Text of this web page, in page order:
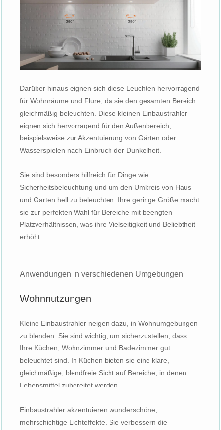
Darüber hinaus eignen sich diese Leuchten hervorragend
für Wohnräume und Flure, da sie den gesamten Bereich
gleichmäßig beleuchten. Diese kleinen Einbaustrahler
eignen sich hervorragend für den Außenbereich,
beispielsweise zur Akzentuierung von Gärten oder
Wasserspielen nach Einbruch der Dunkelheit.
Sie sind besonders hilfreich für Dinge wie
Sicherheitsbeleuchtung und um den Umkreis von Haus
und Garten hell zu beleuchten. Ihre geringe Größe macht
sie zur perfekten Wahl für Bereiche mit beengten
Platzverhältnissen, was ihre Vielseitigkeit und Beliebtheit
erhöht.
Anwendungen in verschiedenen Umgebungen
Wohnnutzungen
Kleine Einbaustrahler neigen dazu, in Wohnumgebungen
zu blenden. Sie sind wichtig, um sicherzustellen, dass
Ihre Küchen, Wohnzimmer und Badezimmer gut
beleuchtet sind. In Küchen bieten sie eine klare,
gleichmäßige, blendfreie Sicht auf Bereiche, in denen
Lebensmittel zubereitet werden.
Einbaustrahler akzentuieren wunderschöne,
mehrschichtige Lichteffekte. Sie verbessern die